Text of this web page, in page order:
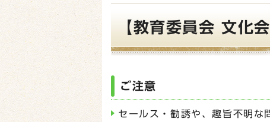
【教育委員会 文化
ご注意
セールス・勧誘や、趣旨不明な